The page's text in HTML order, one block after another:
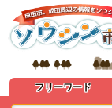
フリーワード